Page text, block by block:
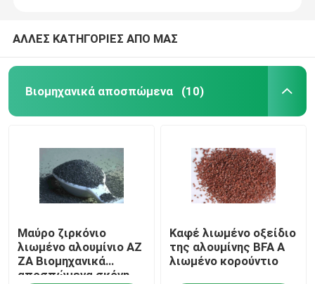
Σπίτι
Προϊόντα
Βίντεο
ΑΛΛΕΣ ΚΑΤΗΓΟΡΙΕΣ ΑΠΟ ΜΑΣ
Βιομηχανικά αποσπώμενα (10)
Μαύρο ζιρκόνιο
λιωμένο αλουμίνιο AZ
ZA Βιομηχανικά
αποσπώμενα σκόνη
Καφέ λιωμένο οξείδιο
της αλουμίνης BFA A
λιωμένο κορούντιο